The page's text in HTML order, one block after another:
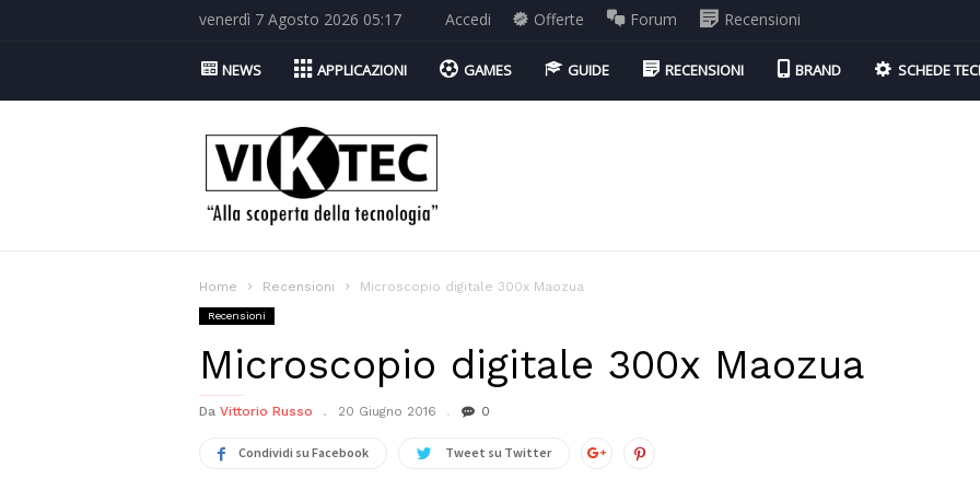
venerdì 7 Agosto 2026 05:17 Accedi Offerte Forum Recensioni
NEWS APPLICAZIONI GAMES GUIDE RECENSIONI BRAND SCHEDE
Viktec.net
Home Recensioni Microscopio digitale 300x Maozua
Recensioni
Microscopio digitale 300x Maozua
Da Vittorio Russo 20 Giugno 2016 0
Condividi su Facebook Tweet su Twitter